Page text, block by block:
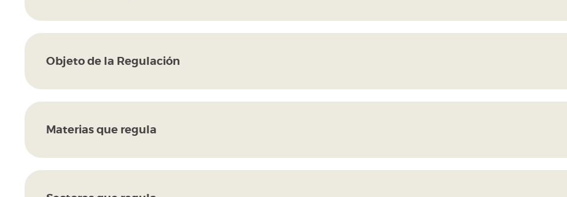
Objeto de la Regulación
Materias que regula